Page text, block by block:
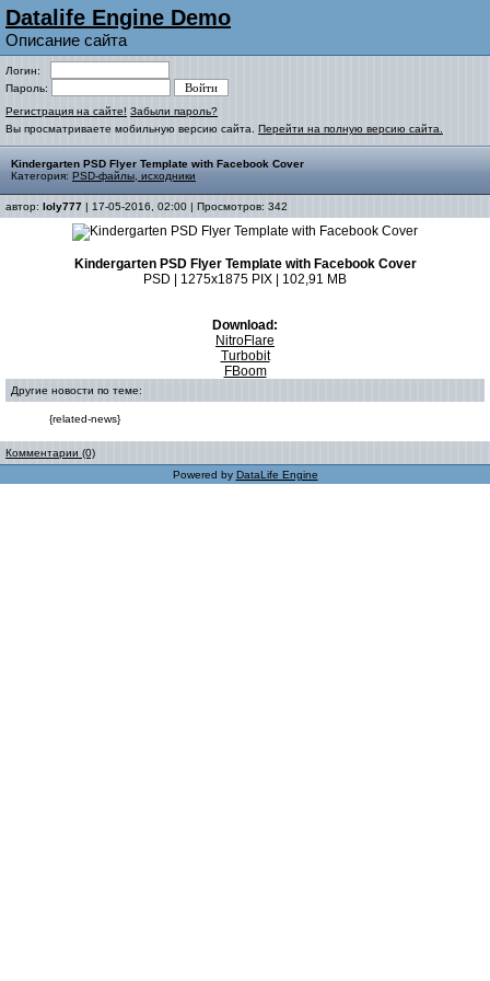
Datalife Engine Demo
Описание сайта
Логин:
Пароль:
Регистрация на сайте! Забыли пароль?
Вы просматриваете мобильную версию сайта. Перейти на полную версию сайта.
Kindergarten PSD Flyer Template with Facebook Cover
Категория: PSD-файлы, исходники
автор: loly777 | 17-05-2016, 02:00 | Просмотров: 342
Kindergarten PSD Flyer Template with Facebook Cover
PSD | 1275x1875 PIX | 102,91 MB
Download:
NitroFlare
Turbobit
FBoom
Другие новости по теме:
{related-news}
Комментарии (0)
Powered by DataLife Engine